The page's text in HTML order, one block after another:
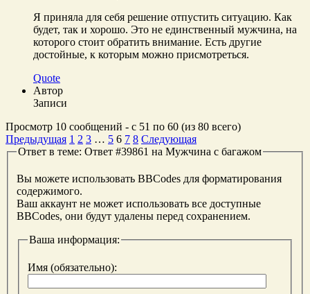
Я приняла для себя решение отпустить ситуацию. Как
будет, так и хорошо. Это не единственный мужчина, на
которого стоит обратить внимание. Есть другие
достойные, к которым можно присмотреться.
Quote
Автор
Записи
Просмотр 10 сообщений - с 51 по 60 (из 80 всего)
Предыдущая 1 2 3 … 5 6 7 8 Следующая
Ответ в теме: Ответ #39861 на Мужчина с багажом
Вы можете использовать BBCodes для форматирования
содержимого.
Ваш аккаунт не может использовать все доступные
BBCodes, они будут удалены перед сохранением.
Ваша информация:
Имя (обязательно):